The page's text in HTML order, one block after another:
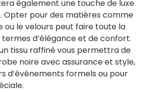
également une touche de luxe
Opter pour des matières comme
ou le velours peut faire toute la
d’élégance et de confort.
tissu raffiné vous permettra de
noire avec assurance et style,
d’événements formels ou pour